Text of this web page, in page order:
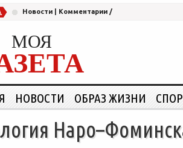
Новости Комментарии /
МОЯ
НОВОСТИ ОБРАЗ ЖИЗНИ